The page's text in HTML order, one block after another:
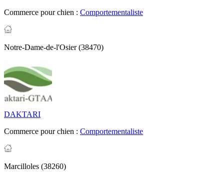
Commerce pour chien : Comportementaliste
Notre-Dame-de-l'Osier (38470)
DAKTARI
Commerce pour chien : Comportementaliste
Marcilloles (38260)